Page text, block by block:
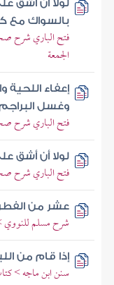
لولا أن أشق
بالسواك مع
فتح الباري شرح
الجمعة
إعفاء
وغسل البراجم
فتح الباري شرح
لولا أن أشق
فتح الباري شرح
عشر من
شرح مسلم للنووي
إذا قام من
سنن ابن ماجه >